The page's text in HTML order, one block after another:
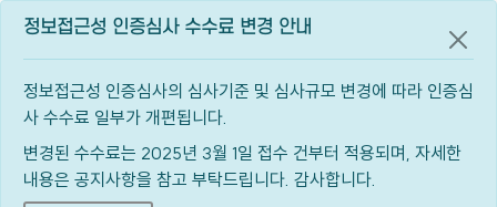
정보접근성 인증심사 수수료 변경 안내
정보접근성 인증심사의 심사기준 및 심사규모 변경에 따라 인증심
사 수수료 일부가 개편됩니다.
변경된 수수료는 2025년 3월 1일 접수 건부터 적용되며, 자세한
내용은 공지사항을 참고 부탁드립니다. 감사합니다.
공지